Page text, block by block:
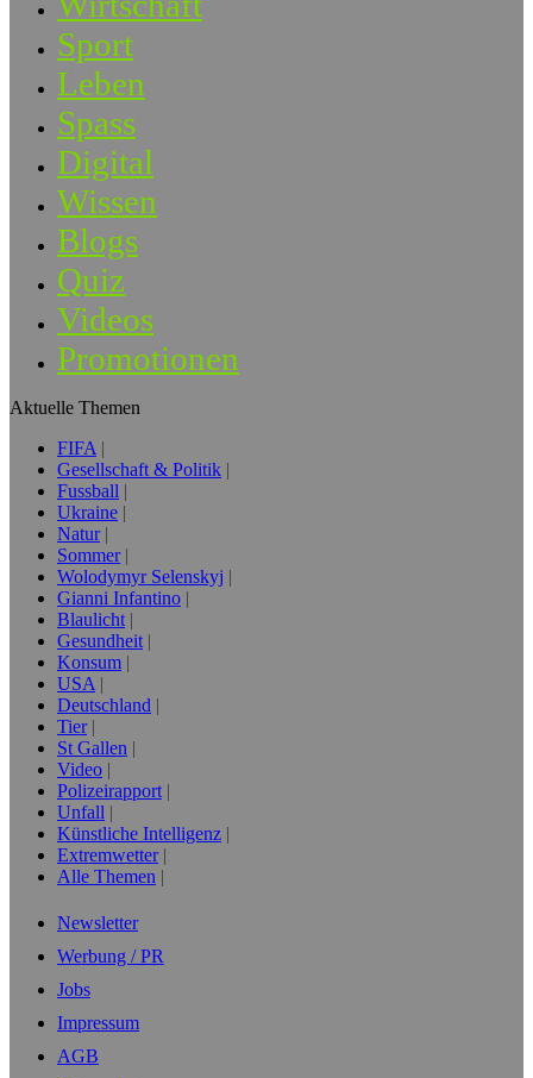
Sport
Leben
Spass
Digital
Wissen
Blogs
Quiz
Videos
Promotionen
Aktuelle Themen
FIFA
Gesellschaft & Politik
Fussball
Ukraine
Natur
Sommer
Wolodymyr Selenskyj
Gianni Infantino
Blaulicht
Gesundheit
Konsum
USA
Deutschland
Tier
St Gallen
Video
Polizeirapport
Unfall
Künstliche Intelligenz
Extremwetter
Alle Themen
Newsletter
Werbung / PR
Jobs
Impressum
AGB